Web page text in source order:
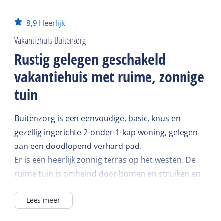
8,9 Heerlijk
Vakantiehuis Buitenzorg
Rustig gelegen geschakeld
vakantiehuis met ruime, zonnige
tuin
Buitenzorg is een eenvoudige, basic, knus en
gezellig ingerichte 2-onder-1-kap woning, gelegen
aan een doodlopend verhard pad.
Er is een heerlijk zonnig terras op het westen. De
ruime tuin is omheind door bomen en struiken en
Vanaf de accommodatie loop je direct het bos in,
Lees meer